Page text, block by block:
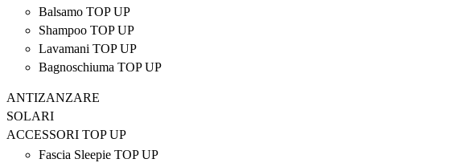
Balsamo TOP UP
Shampoo TOP UP
Lavamani TOP UP
Bagnoschiuma TOP UP
ANTIZANZARE
SOLARI
ACCESSORI TOP UP
Fascia Sleepie TOP UP